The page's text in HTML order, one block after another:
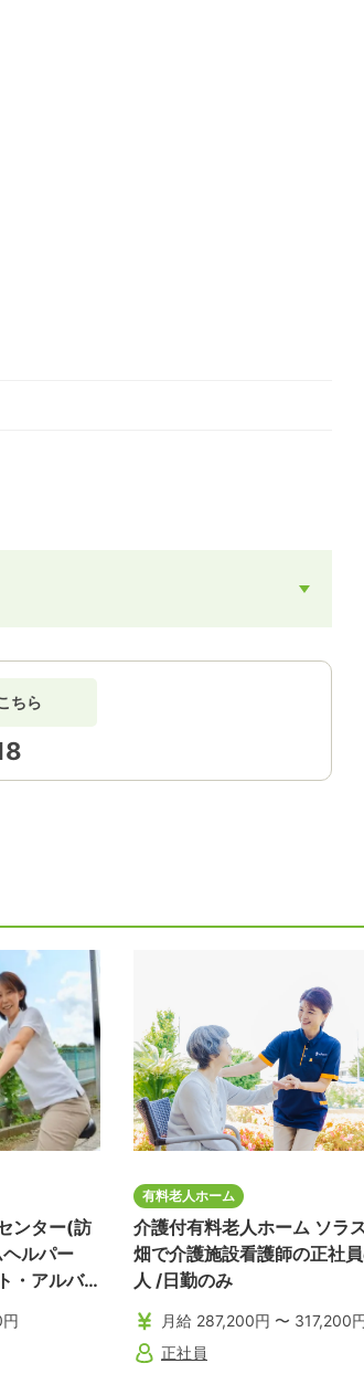
ちら
ンター(訪
ルパー
・アルバ
有料老人ホーム
介護付有料老人ホーム ソラ
畑で介護施設看護師の正社
人 /日勤のみ
月給 287,200円 〜 317,200
正社員